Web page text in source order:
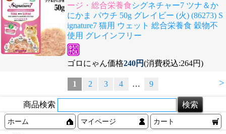
ージ・総合栄養食シグネチャー7 ツナ＆か
にかま パウチ 50g グレイビー (火) (86273) S
ignature7 猫用 ウェット 総合栄養食 穀物不
使用 グレインフリー
ゴロにゃん価格240円(消費税込:264円)
>
1 2 3 4 … 9
商品検索
ホーム マイページ カート